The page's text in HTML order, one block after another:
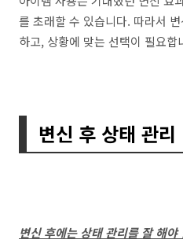
를 초래할 수 있습니다. 따라서
하고, 상황에 맞는 선택이 필요합
변신 후 상태 관리
변신 후에는 상태 관리를 잘 해야